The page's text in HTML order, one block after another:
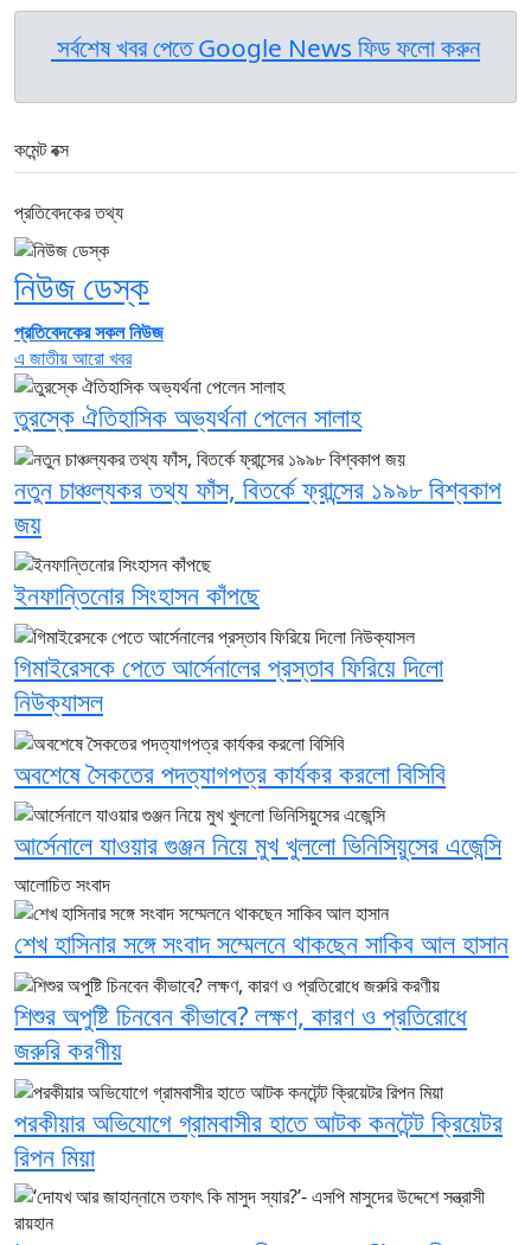
সর্বশেষ খবর পেতে Google News ফিড ফলো করুন
কমেন্ট বক্স
প্রতিবেদকের তথ্য
নিউজ ডেস্ক
প্রতিবেদকের সকল নিউজ
এ জাতীয় আরো খবর
তুরস্কে ঐতিহাসিক অভ্যর্থনা পেলেন সালাহ
নতুন চাঞ্চল্যকর তথ্য ফাঁস, বিতর্কে ফ্রান্সের ১৯৯৮ বিশ্বকাপ
জয়
ইনফান্তিনোর সিংহাসন কাঁপছে
গিমাইরেসকে পেতে আর্সেনালের প্রস্তাব ফিরিয়ে দিলো
নিউক্যাসল
অবশেষে সৈকতের পদত্যাগপত্র কার্যকর করলো বিসিবি
আর্সেনালে যাওয়ার গুঞ্জন নিয়ে মুখ খুললো ভিনিসিয়ুসের এজেন্সি
আলোচিত সংবাদ
শেখ হাসিনার সঙ্গে সংবাদ সম্মেলনে থাকছেন সাকিব আল হাসান
শিশুর অপুষ্টি চিনবেন কীভাবে? লক্ষণ, কারণ ও প্রতিরোধে
জরুরি করণীয়
পরকীয়ার অভিযোগে গ্রামবাসীর হাতে আটক কনটেন্ট ক্রিয়েটর
রিপন মিয়া